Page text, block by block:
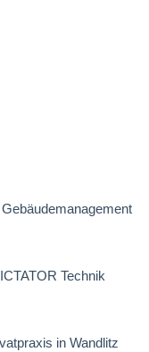
Technik
in Wandlitz